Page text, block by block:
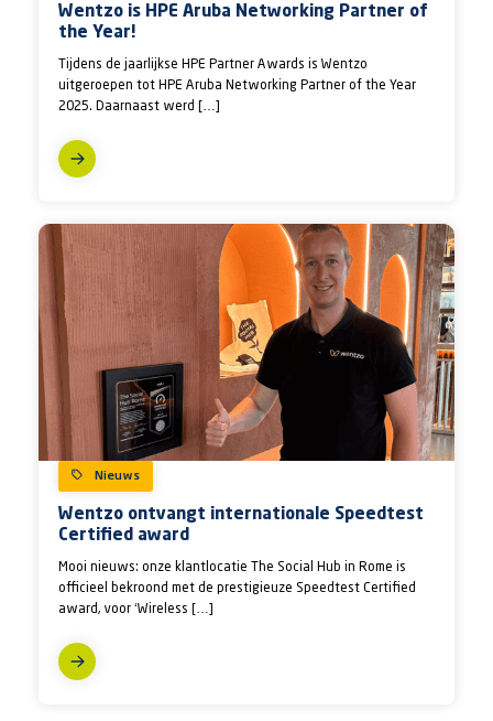
Wentzo is HPE Aruba Networking Partner of
the Year!
Tijdens de jaarlijkse HPE Partner Awards is Wentzo
uitgeroepen tot HPE Aruba Networking Partner of the Year
2025. Daarnaast werd […]
Nieuws
Wentzo ontvangt internationale Speedtest
Certified award
Mooi nieuws: onze klantlocatie The Social Hub in Rome is
officieel bekroond met de prestigieuze Speedtest Certified
award, voor ‘Wireless […]